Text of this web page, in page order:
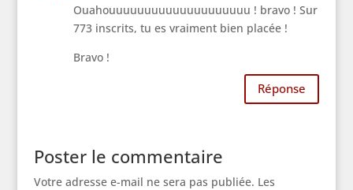
Ouahouuuuuuuuuuuuuuuuuuuu ! bravo ! Sur
773 inscrits, tu es vraiment bien placée !
Bravo !
Réponse
Poster le commentaire
Votre adresse e-mail ne sera pas publiée. Les